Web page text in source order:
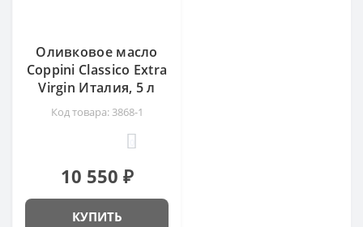
Оливковое масло
Coppini Сlassico Extra
Virgin Италия, 5 л
Код товара: 3868-1
10 550 ₽
КУПИТЬ